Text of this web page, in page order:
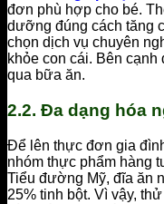
đơn phù hợp cho bé.
dưỡng đúng cách tăng
chọn dịch vụ chuyên
khỏe con cái. Bên cạnh
qua bữa ăn.
2.2. Đa dạng hóa
Để lên thực đơn gia
nhóm thực phẩm hàng
Tiểu đường Mỹ, đĩa ăn
25% tinh bột. Vì vậy,